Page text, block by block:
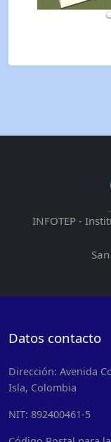
INFOTEP -
Datos contacto
Dirección: Avenida
Isla, Colombia
NIT: 892400461-5